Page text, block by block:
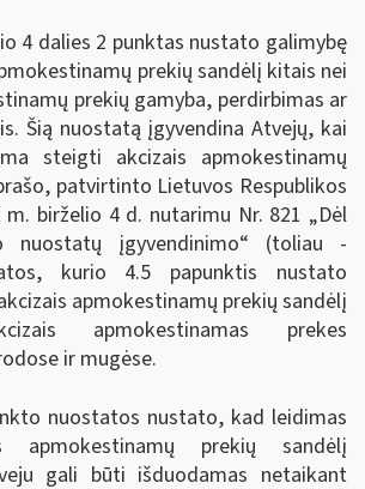
4 dalies 2 punktas nustato galimybę
prekių sandėlį kitais nei
prekių gamyba, perdirbimas ar
Šią nuostatą įgyvendina Atvejų, kai
steigti akcizais apmokestinamų
patvirtinto Lietuvos Respublikos
m. birželio 4 d. nutarimu Nr. 821 „Dėl
nuostatų įgyvendinimo“ (toliau -
kurio 4.5 papunktis nustato
apmokestinamų prekių sandėlį
apmokestinamas prekes
ir mugėse.
nuostatos nustato, kad leidimas
apmokestinamų prekių sandėlį
gali būti išduodamas netaikant